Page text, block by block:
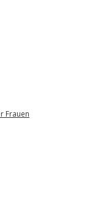
Frauen